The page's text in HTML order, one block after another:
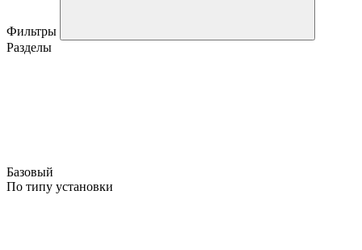
Фильтры
Разделы
Базовый
По типу установки